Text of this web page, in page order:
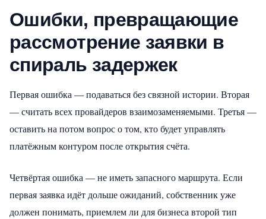
Ошибки, превращающие
рассмотрение заявки в
спираль задержек
Первая ошибка — подаваться без связной истории. Вторая
— считать всех провайдеров взаимозаменяемыми. Третья —
оставить на потом вопрос о том, кто будет управлять
платёжным контуром после открытия счёта.
Четвёртая ошибка — не иметь запасного маршрута. Если
первая заявка идёт дольше ожиданий, собственник уже
должен понимать, приемлем ли для бизнеса второй тип